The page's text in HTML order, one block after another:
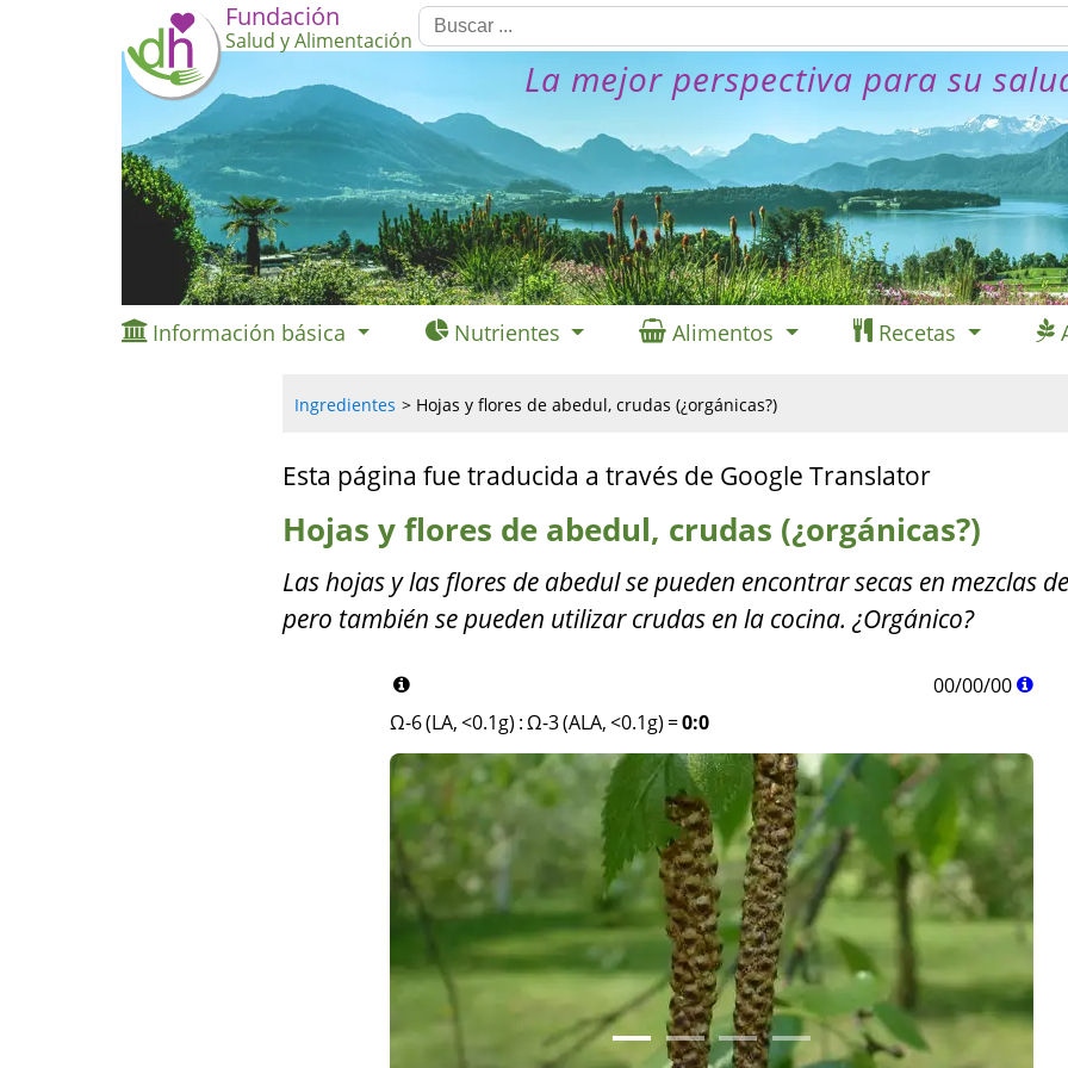
Fundación
Salud y Alimentación
La mejor perspectiva para su
Información básica Nutrientes Alimentos Recetas
Ingredientes Hojas y flores de abedul, crudas (¿orgánicas?)
Esta página fue traducida a través de Google Translator
Hojas y flores de abedul, crudas (¿orgánicas?)
Las hojas y las flores de abedul se pueden encontrar secas en mezclas
pero también se pueden utilizar crudas en la cocina. ¿Orgánico?
00/00/00
Ω-6 (LA, <0.1g) :Ω-3 (ALA, <0.1g) =0:0